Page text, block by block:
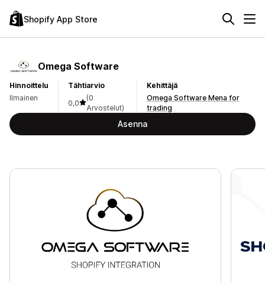
Shopify App Store
Omega Software
Hinnoittelu
Ilmainen
Tähtiarvio
0,0
(0
Arvostelut)
Kehittäjä
Omega Software Mena for
trading
Asenna